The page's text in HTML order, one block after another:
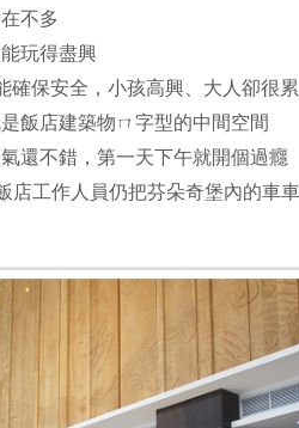
不多
玩得盡興
確保安全，小孩高興、大人卻很累
飯店建築物ㄇ字型的中間空間
還不錯，第一天下午就開個過癮
店工作人員仍把芬朵奇堡內的車